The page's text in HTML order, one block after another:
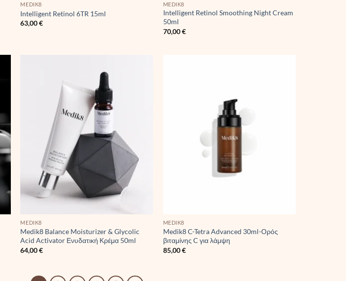
MEDIK8
Intelligent Retinol 6TR 15ml
63,00€
MEDIK8
Intelligent Retinol Smoothing Night Cream
50ml
70,00€
MEDIK8
Medik8 Balance Moisturizer & Glycolic
Acid Activator Ενυδατική Κρέμα 50ml
64,00€
MEDIK8
Medik8 C-Tetra Advanced 30ml-Ορός
βιταμίνης C για λάμψη
85,00€